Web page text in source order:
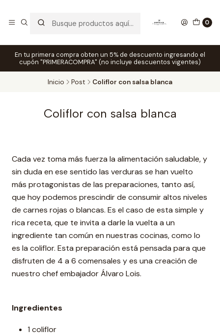
0
En tu primera compra obten un 5% de descuento ingresando el
cupón "PRIMERACOMPRA" (no incluye descuentos vigentes)
Inicio Post Coliflor con salsa blanca
Coliflor con salsa blanca
Cada vez toma más fuerza la alimentación saludable, y
sin duda en ese sentido las verduras se han vuelto
más protagonistas de las preparaciones, tanto así,
que hoy podemos prescindir de consumir altos niveles
de carnes rojas o blancas. Es el caso de esta simple y
rica receta, que te invita a darle la vuelta a un
ingrediente tan común en nuestras cocinas, como lo
es la coliflor. Esta preparación está pensada para que
disfruten de 4 a 6 comensales y es una creación de
nuestro chef embajador Álvaro Lois.
Ingredientes
1 coliflor